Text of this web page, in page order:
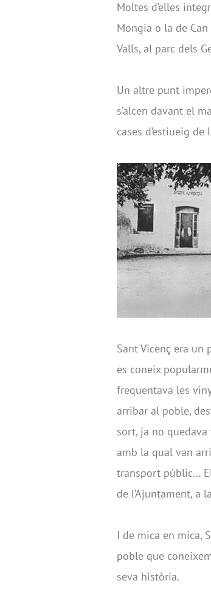
Moltes d’elles
Mongia o la de Can
Valls, al parc dels
Un altre punt
s’alcen davant el
cases d’estiueig
Sant Vicenç era un
es coneix
freqüentava les
arribar al poble,
sort, ja no
amb la qual van
transport públic…
de l’Ajuntament, a
I de mica en mica,
poble que
seva història.